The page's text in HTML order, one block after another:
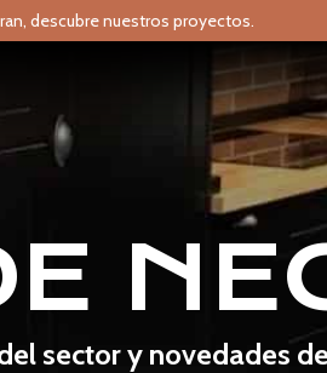
descubre nuestros proyectos.
sector y novedades